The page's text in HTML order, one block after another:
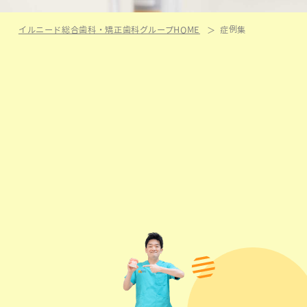
イルニード総合歯科・矯正歯科グループHOME 症例集